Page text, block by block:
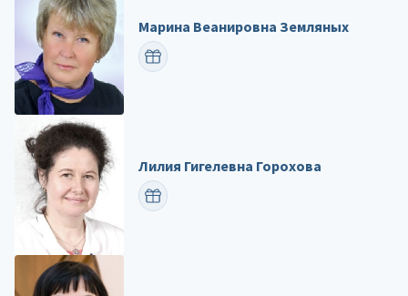
Марина Веанировна Земляных
ПОЗДРАВИТЬ
Лилия Гигелевна Горохова
ПОЗДРАВИТЬ